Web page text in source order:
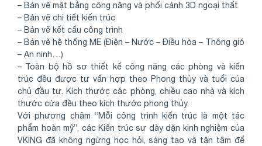
– Bản vẽ mặt bằng công năng và phối cảnh 3D ngoại thất
– Bản vẽ chi tiết kiến trúc
– Bản vẽ kết cấu công trình
– Bản vẽ hệ thống ME (Điện – Nước – Điều hòa – Thông gió
– An ninh…)
– Toàn bộ hồ sơ thiết kế công năng các phòng và kiến
trúc đều được tư vấn hợp theo Phong thủy và tuổi của
chủ đầu tư. Kích thước các phòng, chiều cao nhà và kích
thước cửa đều theo kích thước phong thủy.
Với phương châm “Mỗi công trình kiến trúc là một tác
phẩm hoàn mỹ”, các Kiến trúc sư dày dặn kinh nghiệm của
VKING đã không ngừng học hỏi, sáng tạo và tận tâm để